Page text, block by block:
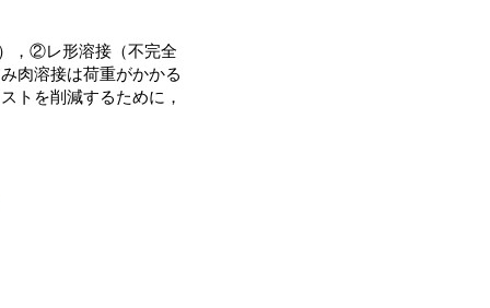
，②レ形溶接（不完全
肉溶接は荷重がかかる
トを削減するために，